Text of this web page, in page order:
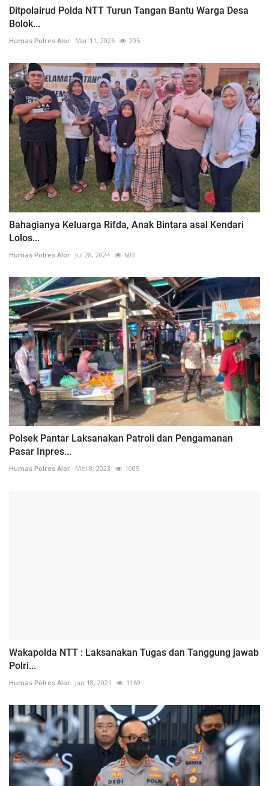
Ditpolairud Polda NTT Turun Tangan Bantu Warga Desa
Bolok...
Humas Polres Alor Mar 11, 2026 205
Bahagianya Keluarga Rifda, Anak Bintara asal Kendari
Lolos...
Humas Polres Alor Jul 28, 2024 603
Polsek Pantar Laksanakan Patroli dan Pengamanan
Pasar Inpres...
Humas Polres Alor Mei 8, 2023 1005
Wakapolda NTT : Laksanakan Tugas dan Tanggung jawab
Polri...
Humas Polres Alor Jan 18, 2021 1169